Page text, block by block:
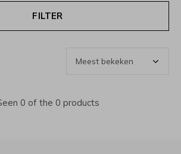
FILTER
0 of the 0 products